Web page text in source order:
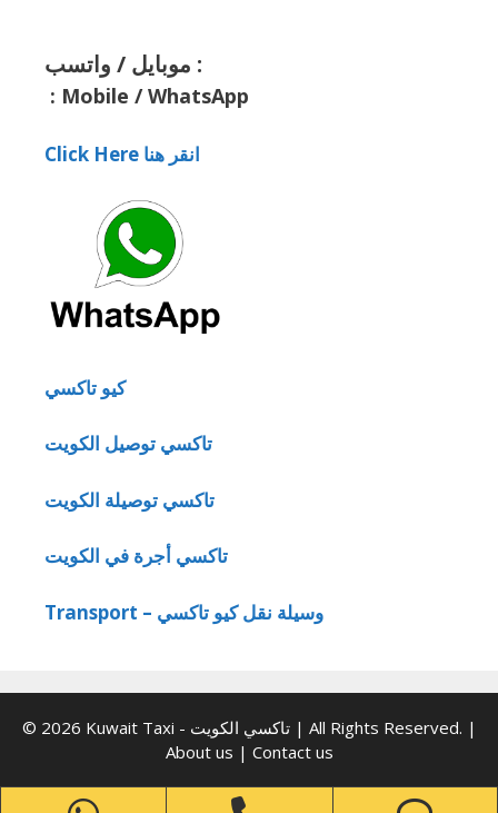
موبايل / واتسب :
: Mobile / WhatsApp
Click Here انقر هنا
كيو تاكسي
تاكسي توصيل الكويت
تاكسي توصيلة الكويت
تاكسي أجرة في الكويت
Transport – وسيلة نقل كيو تاكسي
© 2026 Kuwait Taxi - تاكسي الكويت | All Rights Reserved. |
About us | Contact us